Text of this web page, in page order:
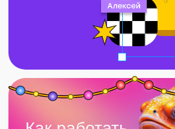
все курсы разом оО
КУПИТЬ ВМЕСТЕ ЗА 6 990 ₽
192 крепких, красивых и офигенских
белых листа. Можно рисовать,
записывать клиентские задачки.
Эксклюзив от «Рыбы», только для
ярмарки. В свободной продаже нет
и в ближайшее время не планируется =)